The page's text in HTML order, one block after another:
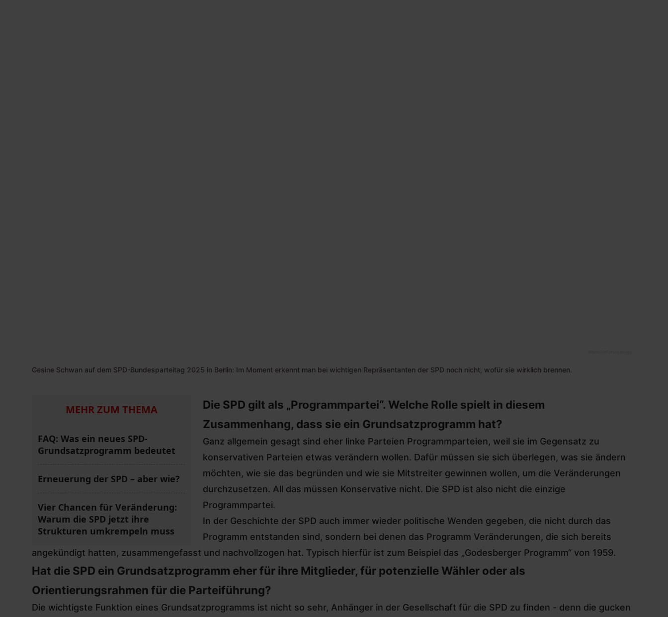
Gesine Schwan auf dem SPD-Bundesparteitag 2025 in Berlin: Im Moment erkennt man bei wichtigen Repräsentanten der SPD noch nicht, wofür sie wirklich brennen.
MEHR ZUM THEMA
FAQ: Was ein neues SPD-
Grundsatzprogramm bedeutet
Erneuerung der SPD – aber wie?
Vier Chancen für Veränderung:
Warum die SPD jetzt ihre
Strukturen umkrempeln muss
Die SPD gilt als „Programmpartei“. Welche Rolle spielt in diesem
Zusammenhang, dass sie ein Grundsatzprogramm hat?
Ganz allgemein gesagt sind eher linke Parteien Programmparteien, weil sie im Gegensatz zu
konservativen Parteien etwas verändern wollen. Dafür müssen sie sich überlegen, was sie ändern
möchten, wie sie das begründen und wie sie Mitstreiter gewinnen wollen, um die Veränderungen
durchzusetzen. All das müssen Konservative nicht. Die SPD ist also nicht die einzige
Programmpartei.
In der Geschichte der SPD auch immer wieder politische Wenden gegeben, die nicht durch das
Programm entstanden sind, sondern bei denen das Programm Veränderungen, die sich bereits
angekündigt hatten, zusammengefasst und nachvollzogen hat. Typisch hierfür ist zum Beispiel das „Godesberger Programm“ von 1959.
Hat die SPD ein Grundsatzprogramm eher für ihre Mitglieder, für potenzielle Wähler oder als
Orientierungsrahmen für die Parteiführung?
Die wichtigste Funktion eines Grundsatzprogramms ist nicht so sehr, Anhänger in der Gesellschaft für die SPD zu finden - denn die gucken